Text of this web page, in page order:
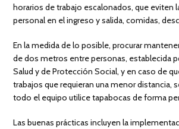
horarios de trabajo escalonados, que eviten
personal en el ingreso y salida, comidas,
En la medida de lo posible, procurar
de dos metros entre personas, establecida
Salud y de Protección Social, y en caso de
trabajos que requieran una menor distancia,
todo el equipo utilice tapabocas de forma
Las buenas prácticas incluyen la